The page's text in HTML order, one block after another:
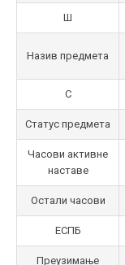
Ш
Назив предмета
С
Статус предмета
Часови активне
наставе
Остали часови
ЕСПБ
Преузимање